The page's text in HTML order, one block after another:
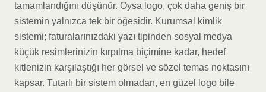
tamamlandığını düşünür. Oysa logo, çok daha geniş bir
sistemin yalnızca tek bir öğesidir. Kurumsal kimlik
sistemi; faturalarınızdaki yazı tipinden sosyal medya
küçük resimlerinizin kırpılma biçimine kadar, hedef
kitlenizin karşılaştığı her görsel ve sözel temas noktasını
kapsar. Tutarlı bir sistem olmadan, en güzel logo bile